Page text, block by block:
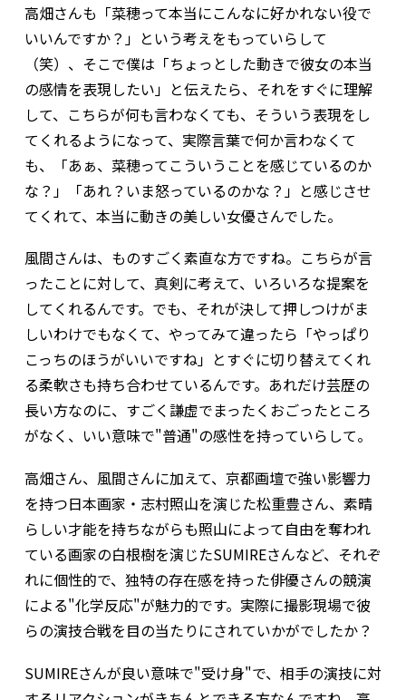
高畑さんも「菜穂って本当にこんなに好かれない役で
いいんですか？」という考えをもっていらして
（笑）、そこで僕は「ちょっとした動きで彼女の本当
の感情を表現したい」と伝えたら、それをすぐに理解
して、こちらが何も言わなくても、そういう表現をし
てくれるようになって、実際言葉で何か言わなくて
も、「あぁ、菜穂ってこういうことを感じているのか
な？」「あれ？いま怒っているのかな？」と感じさせ
てくれて、本当に動きの美しい女優さんでした。
風間さんは、ものすごく素直な方ですね。こちらが言
ったことに対して、真剣に考えて、いろいろな提案を
してくれるんです。でも、それが決して押しつけがま
しいわけでもなくて、やってみて違ったら「やっぱり
こっちのほうがいいですね」とすぐに切り替えてくれ
る柔軟さも持ち合わせているんです。あれだけ芸歴の
長い方なのに、すごく謙虚でまったくおごったところ
がなく、いい意味で"普通"の感性を持っていらして。
――高畑さん、風間さんに加えて、京都画壇で強い影響力
を持つ日本画家・志村照山を演じた松重豊さん、素晴
らしい才能を持ちながらも照山によって自由を奪われ
ている画家の白根樹を演じたSUMIREさんなど、それぞ
れに個性的で、独特の存在感を持った俳優さんの競演
による"化学反応"が魅力的です。実際に撮影現場で彼
らの演技合戦を目の当たりにされていかがでしたか？
SUMIREさんが良い意味で"受け身"で、相手の演技に対